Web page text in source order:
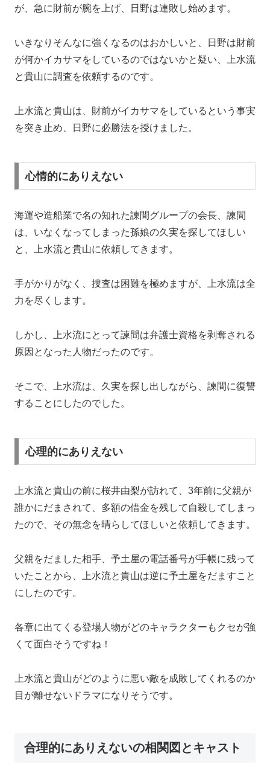
が、急に財前が腕を上げ、日野は連敗し始めます。
いきなりそんなに強くなるのはおかしいと、日野は財前
が何かイカサマをしているのではないかと疑い、上水流
と貴山に調査を依頼するのです。
上水流と貴山は、財前がイカサマをしているという事実
を突き止め、日野に必勝法を授けました。
心情的にありえない
海運や造船業で名の知れた諫間グループの会長、諫間
は、いなくなってしまった孫娘の久実を探してほしい
と、上水流と貴山に依頼してきます。
手がかりがなく、捜査は困難を極めますが、上水流は全
力を尽くします。
しかし、上水流にとって諫間は弁護士資格を剥奪される
原因となった人物だったのです。
そこで、上水流は、久実を探し出しながら、諫間に復讐
することにしたのでした。
心理的にありえない
上水流と貴山の前に桜井由梨が訪れて、3年前に父親が
誰かにだまされて、多額の借金を残して自殺してしまっ
たので、その無念を晴らしてほしいと依頼してきます。
父親をだました相手、予土屋の電話番号が手帳に残って
いたことから、上水流と貴山は逆に予土屋をだますこと
にしたのです。
各章に出てくる登場人物がどのキャラクターもクセが強
くて面白そうですね！
上水流と貴山がどのように悪い敵を成敗してくれるのか
目が離せないドラマになりそうです。
合理的にありえないの相関図とキャスト